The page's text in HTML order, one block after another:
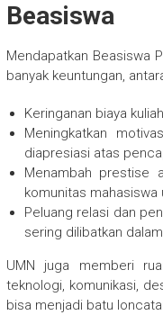
Beasiswa
Mendapatkan Beasiswa
banyak keuntungan,
Keringanan biaya
Meningkatkan
diapresiasi atas
Menambah prestise
komunitas mahasiswa
Peluang relasi dan
sering dilibatkan
UMN juga memberi
teknologi, komunikasi,
bisa menjadi batu